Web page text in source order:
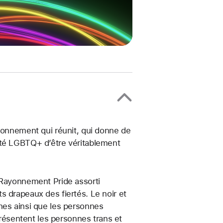
qui réunit, qui donne de
LGBTQ+ d’être véritablement
Pride assorti
drapeaux des fiertés. Le noir et
ainsi que les personnes
les personnes trans et